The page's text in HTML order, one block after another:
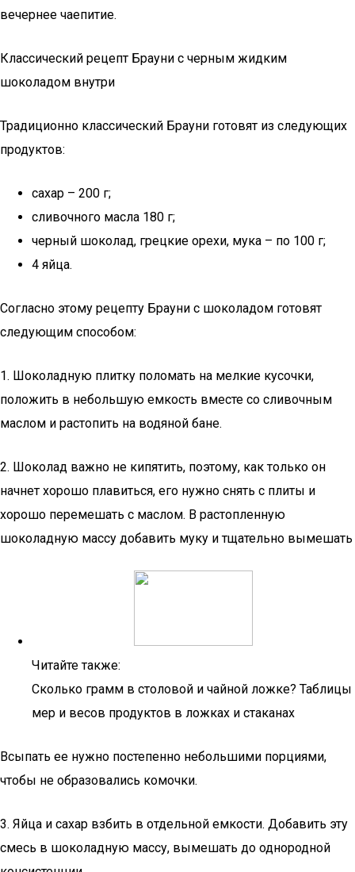
вечернее чаепитие.
Классический рецепт Брауни с черным жидким
шоколадом внутри
Традиционно классический Брауни готовят из следующих
продуктов:
сахар – 200 г;
сливочного масла 180 г;
черный шоколад, грецкие орехи, мука – по 100 г;
4 яйца.
Согласно этому рецепту Брауни с шоколадом готовят
следующим способом:
1. Шоколадную плитку поломать на мелкие кусочки,
положить в небольшую емкость вместе со сливочным
маслом и растопить на водяной бане.
2. Шоколад важно не кипятить, поэтому, как только он
начнет хорошо плавиться, его нужно снять с плиты и
хорошо перемешать с маслом. В растопленную
шоколадную массу добавить муку и тщательно вымешать
Читайте также:
Сколько грамм в столовой и чайной ложке? Таблицы
мер и весов продуктов в ложках и стаканах
Всыпать ее нужно постепенно небольшими порциями,
чтобы не образовались комочки.
3. Яйца и сахар взбить в отдельной емкости. Добавить эту
смесь в шоколадную массу, вымешать до однородной